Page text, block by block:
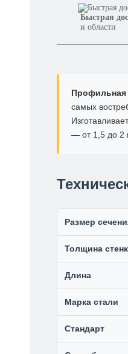
Быстрая
и области
Профильная
самых
— от 1,5 до 2
Размер
Толщина
Длина
Марка стали
Стандарт